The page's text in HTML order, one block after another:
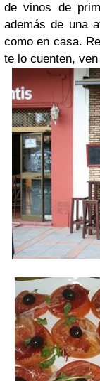
de vinos de
además de una
como en casa.
te lo cuenten,